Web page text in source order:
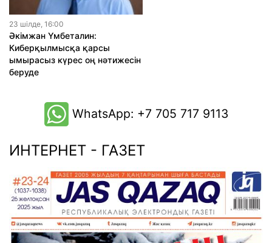
23 шiлде, 16:00
Әкімжан Үмбеталин:
Киберқылмысқа қарсы
ымырасыз күрес оң нәтижесін
беруде
WhatsApp: +7 705 717 9113
ИНТЕРНЕТ - ГАЗЕТ